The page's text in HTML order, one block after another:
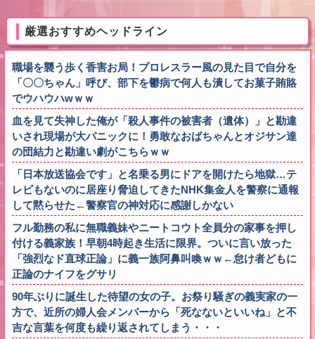
厳選おすすめヘッドライン
職場を襲う歩く香害お局！プロレスラー風の見た目で自分を
「〇〇ちゃん」呼び、部下を鬱病で何人も潰してお菓子賄賂
でウハウハwｗｗ
血を見て失神した俺が「殺人事件の被害者（遺体）」と勘違
いされ現場が大パニックに！勇敢なおばちゃんとオジサン達
の団結力と勘違い劇がこちらｗｗ
「日本放送協会です」と名乗る男にドアを開けたら地獄…テ
レビもないのに居座り脅迫してきたNHK集金人を警察に通報
して黙らせた←警察官の神対応に感謝しかない
フル勤務の私に無職義妹やニートコウト全員分の家事を押し
付ける義家族！早朝4時起き生活に限界。ついに言い放った
「強烈なド直球正論」に義一族阿鼻叫喚ｗｗ←怠け者どもに
正論のナイフをグサリ
90年ぶりに誕生した待望の女の子。お祭り騒ぎの義実家の一
方で、近所の婦人会メンバーから「死なないといいね」と不
吉な言葉を何度も繰り返されてしまう・・・